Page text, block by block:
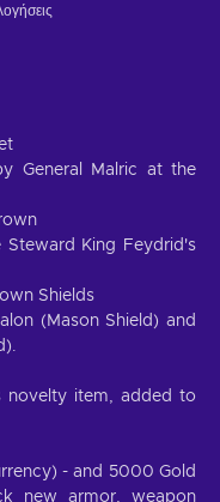
General Malric at the
King Feydrid's
Shields
(Mason Shield) and
item, added to
- and 5000 Gold
new armor, weapon